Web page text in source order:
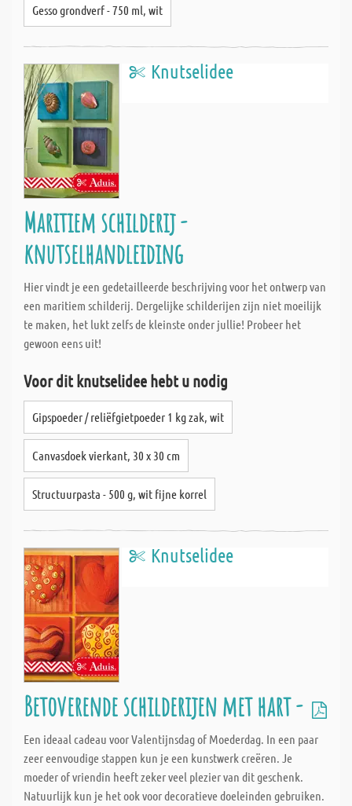
Gesso grondverf - 750 ml, wit
Knutselidee
Maritiem schilderij -
knutselhandleiding
Hier vindt je een gedetailleerde beschrijving voor het ontwerp van
een maritiem schilderij. Dergelijke schilderijen zijn niet moeilijk
te maken, het lukt zelfs de kleinste onder jullie! Probeer het
gewoon eens uit!
Voor dit knutselidee hebt u nodig
Gipspoeder / reliëfgietpoeder 1 kg zak, wit
Canvasdoek vierkant, 30 x 30 cm
Structuurpasta - 500 g, wit fijne korrel
Knutselidee
Betoverende schilderijen met hart -
Een ideaal cadeau voor Valentijnsdag of Moederdag. In een paar
zeer eenvoudige stappen kun je een kunstwerk creëren. Je
moeder of vriendin heeft zeker veel plezier van dit geschenk.
Natuurlijk kun je het ook voor decoratieve doeleinden gebruiken.